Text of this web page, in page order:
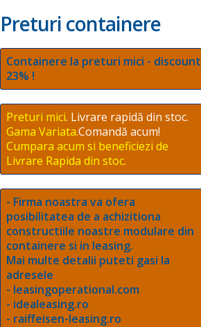
Preturi containere
Containere la preturi mici - discount
23% !
Preturi mici. Livrare rapidă din stoc.
Gama Variata.Comandă acum!
Cumpara acum si beneficiezi de
Livrare Rapida din stoc.
- Firma noastra va ofera
posibilitatea de a achizitiona
constructiile noastre modulare din
containere si in leasing.
Mai multe detalii puteti gasi la
adresele
- leasingoperational.com
- idealeasing.ro
- raiffeisen-leasing.ro